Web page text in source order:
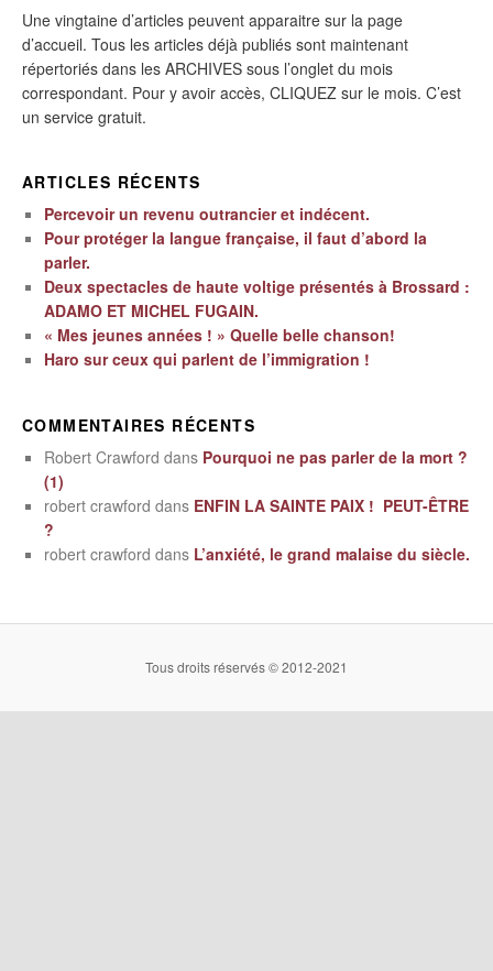
Une vingtaine d’articles peuvent apparaitre sur la page
d’accueil. Tous les articles déjà publiés sont maintenant
répertoriés dans les ARCHIVES sous l’onglet du mois
correspondant. Pour y avoir accès, CLIQUEZ sur le mois. C’est
un service gratuit.
ARTICLES RÉCENTS
Percevoir un revenu outrancier et indécent.
Pour protéger la langue française, il faut d’abord la
parler.
Deux spectacles de haute voltige présentés à Brossard :
ADAMO ET MICHEL FUGAIN.
« Mes jeunes années ! » Quelle belle chanson!
Haro sur ceux qui parlent de l’immigration !
COMMENTAIRES RÉCENTS
Robert Crawford dans Pourquoi ne pas parler de la mort ?
(1)
robert crawford dans ENFIN LA SAINTE PAIX ! PEUT-ÊTRE
?
robert crawford dans L’anxiété, le grand malaise du siècle.
Tous droits réservés © 2012-2021